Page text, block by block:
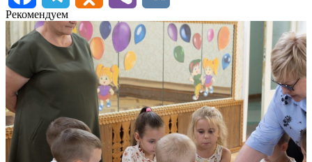
Рекомендуем